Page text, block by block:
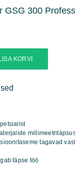
GSG 300
LISA KORVI
tagavad
täpse töö